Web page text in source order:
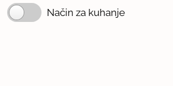
Način za kuhanje